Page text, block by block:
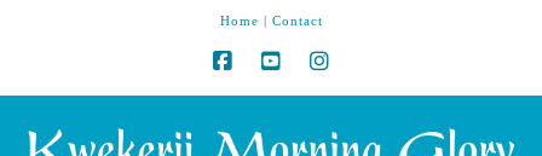
Home | Contact